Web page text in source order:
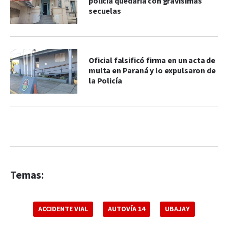
secuelas
Oficial falsificó firma en un acta de
multa en Paraná y lo expulsaron de
la Policía
Temas:
ACCIDENTE VIAL AUTOVÍA 14 UBAJAY